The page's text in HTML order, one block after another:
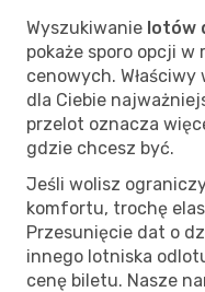
Wyszukiwanie lotów
pokaże sporo opcji w
cenowych.
dla Ciebie
przelot oznacza
gdzie chcesz być.
Jeśli wolisz
komfortu, trochę
Przesunięcie dat o
innego lotniska
cenę biletu. Nasze